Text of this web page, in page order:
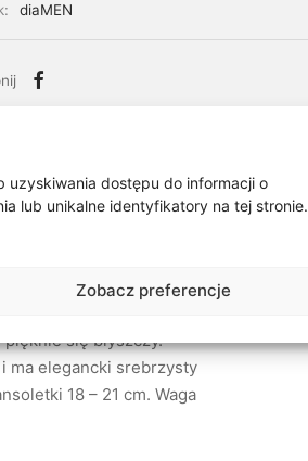
dostępu do informacji o
lub unikalne identyfikatory na tej stronie.
Zobacz preferencje
diaMEN
splot nawiązujący
się błyszczy.
ma elegancki srebrzysty
18 – 21 cm. Waga